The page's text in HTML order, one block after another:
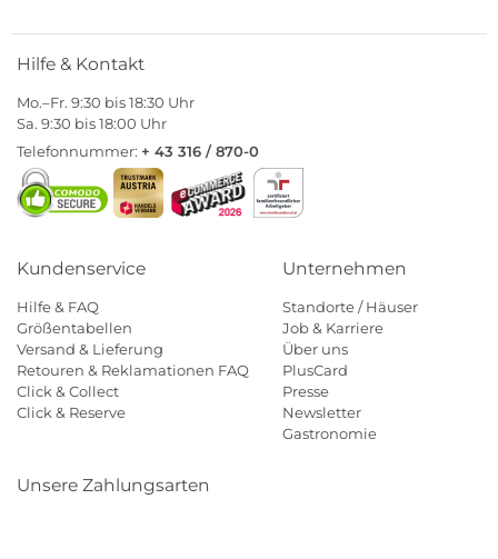
Hilfe & Kontakt
Mo.–Fr. 9:30 bis 18:30 Uhr
Sa. 9:30 bis 18:00 Uhr
Telefonnummer: + 43 316 / 870-0
Kundenservice
Hilfe & FAQ
Größentabellen
Versand & Lieferung
Retouren & Reklamationen FAQ
Click & Collect
Click & Reserve
Unternehmen
Standorte / Häuser
Job & Karriere
Über uns
PlusCard
Presse
Newsletter
Gastronomie
Unsere Zahlungsarten